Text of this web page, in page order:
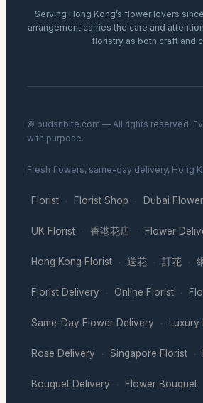
Serving Hong Kong’s flower lovers
arrangement carries the care and
floristry as both craft and
© budsnbite.com — All rights reserved.
with purpose.
Fresh flowers, same-day delivery, Hong
Florist · Florist Shop · Dubai
UK Florist · 香港花店 · Flower
Hong Kong Florist · 送花 · 訂花 ·
Florist Delivery · Online Florist ·
Same-Day Flower Delivery · Luxury
Rose Delivery · Singapore Florist ·
Bouquet Delivery · Flower Bouquet